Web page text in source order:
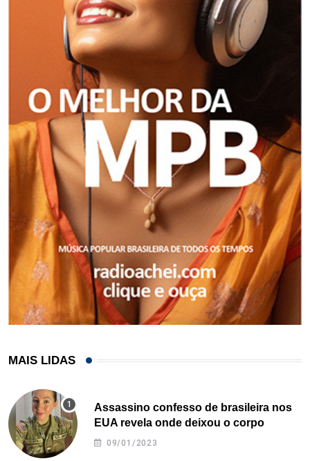
MAIS LIDAS
Assassino confesso de brasileira nos
EUA revela onde deixou o corpo
09/01/2023